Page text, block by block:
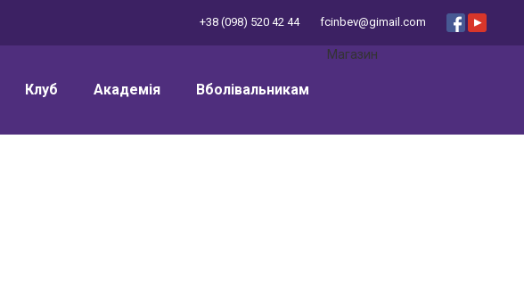
+38 (098) 520 42 44 fcinbev@gimail.com
Клуб Академія Вболівальникам
Магазин